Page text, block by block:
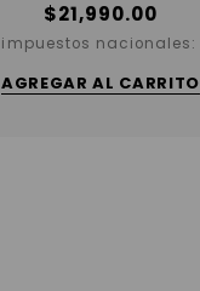
$21,990.00
impuestos nacionales:
AGREGAR AL CARRITO